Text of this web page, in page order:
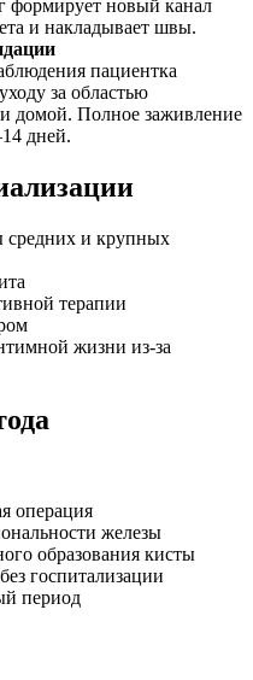
формирует новый канал
и накладывает швы.
пациентка
за областью
домой. Полное заживление
дней.
средних и крупных
терапии
жизни из-за
операция
железы
образования кисты
госпитализации
период